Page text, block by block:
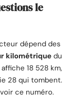
le
dépend des
kilométrique du
18 528 km,
28 qui tombent.
ce numéro.